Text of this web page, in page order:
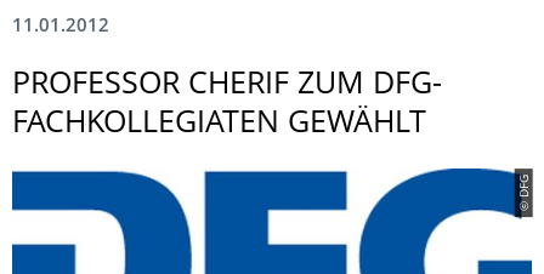
11.01.2012
PROFESSOR CHERIF ZUM DFG-
FACHKOLLEGIATEN GEWÄHLT
© DFG